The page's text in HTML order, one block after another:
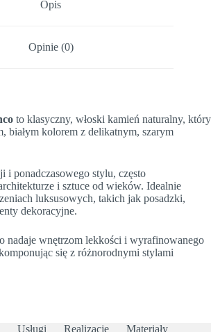
Opis
Opinie (0)
to klasyczny, włoski kamień naturalny, który
białym kolorem z delikatnym, szarym
i ponadczasowego stylu, często
i sztuce od wieków. Idealnie
luksusowych, takich jak posadzki,
dekoracyjne.
nadaje wnętrzom lekkości i wyrafinowanego
się z różnorodnymi stylami
Usługi Realizacje Materiały